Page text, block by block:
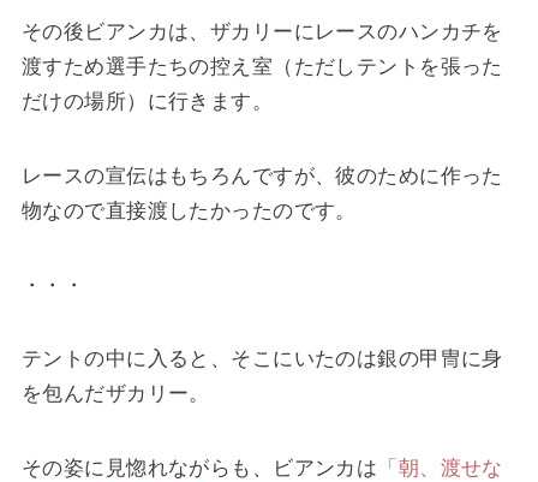
その後ビアンカは、ザカリーにレースのハンカチを
渡すため選手たちの控え室（ただしテントを張った
だけの場所）に行きます。
レースの宣伝はもちろんですが、彼のために作った
物なので直接渡したかったのです。
・・・
テントの中に入ると、そこにいたのは銀の甲冑に身
を包んだザカリー。
その姿に見惚れながらも、ビアンカは 「朝、渡せな